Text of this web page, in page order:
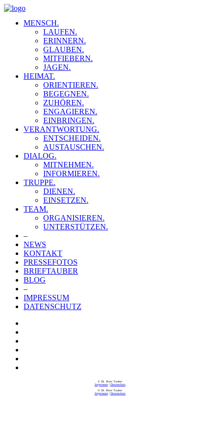
MENSCH.
LAUFEN.
ERINNERN.
GLAUBEN.
MITFIEBERN.
JAGEN.
HEIMAT.
ORIENTIEREN.
BEGEGNEN.
ZUHÖREN.
ENGAGIEREN.
EINBRINGEN.
VERANTWORTUNG.
ENTSCHEIDEN.
AUSTAUSCHEN.
DIALOG.
MITNEHMEN.
INFORMIEREN.
TRUPPE.
DIENEN.
EINSETZEN.
TEAM.
ORGANISIEREN.
UNTERSTÜTZEN.
–
NEWS
KONTAKT
PRESSEFOTOS
BRIEFTAUBER
BLOG
–
IMPRESSUM
DATENSCHUTZ
© Dr. Peter Tauber
Impressum| Datenschutz
© Dr. Peter Tauber
Impressum| Datenschutz